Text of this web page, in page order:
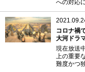
への対応
コロナ禍
大河ドラ
現在放送
上の重要
難度かつ